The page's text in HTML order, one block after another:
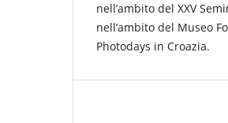
nell’ambito del XXV
nell’ambito del Museo
Photodays in Croazia.